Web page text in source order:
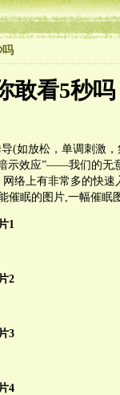
吗
敢看5秒吗
(如放松，单调刺激
示效应”——我们的无
络上有非常多的快
催眠的图片,一幅催眠
1
2
3
4